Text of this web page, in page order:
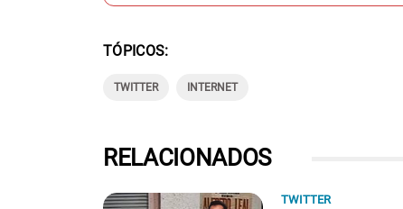
TÓPICOS
TWITTER INTERNET
RELACIONADOS
TWITTER